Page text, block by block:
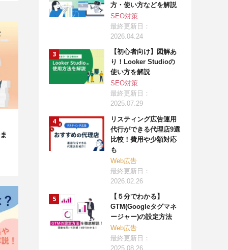
方・使い方などを解説
SEO対策
最終更新日：
2026.04.24
【初心者向け】図解あ
り！Looker Studioの
使い方を解説
SEO対策
最終更新日：
2025.07.29
リスティング広告運用
代行ができる代理店9選
比較！費用や少額対応
も
Web広告
最終更新日：
2026.02.26
【５分でわかる】
GTM(Googleタグマネ
ージャー)の設定方法
Web広告
最終更新日：
2025.08.26